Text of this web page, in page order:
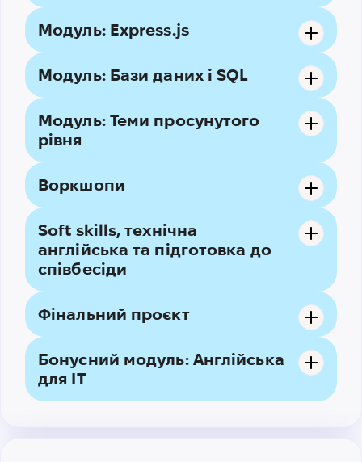
Модуль: Express.js
Модуль: Бази даних і SQL
Модуль: Теми просунутого
рівня
Воркшопи
Soft skills, технічна
англійська та підготовка до
співбесіди
Фінальний проєкт
Бонусний модуль: Англійська
для IT